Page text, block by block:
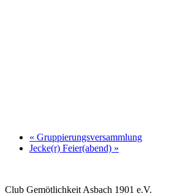
« Gruppierungsversammlung
Jecke(r) Feier(abend) »
Club Gemötlichkeit Asbach 1901 e.V.